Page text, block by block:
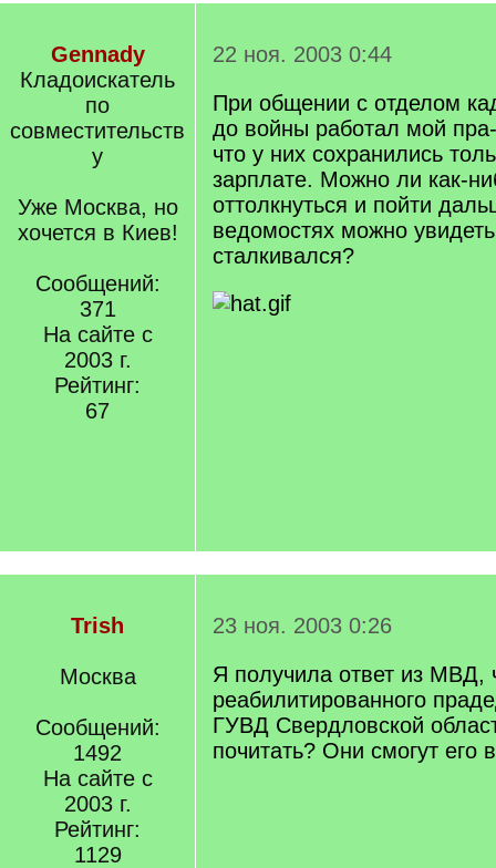
Gennady
Кладоискатель
по
совместительств
у
Уже Москва, но
хочется в Киев!
Сообщений:
371
На сайте с
2003 г.
Рейтинг:
67
22 ноя. 2003 0:44
При общении с отделом
до войны работал мой
что у них сохранились
зарплате. Можно ли как-
оттолкнуться и пойти
ведомостях можно
сталкивался?
Trish
Москва
Сообщений:
1492
На сайте с
2003 г.
Рейтинг:
1129
23 ноя. 2003 0:26
Я получила ответ из МВД,
реабилитированного
ГУВД Свердловской
почитать? Они смогут его